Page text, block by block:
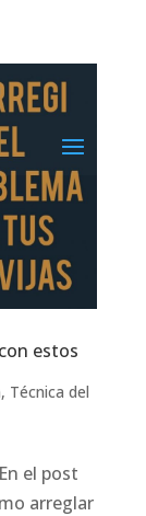
estos
, Técnica del
el post
arreglar